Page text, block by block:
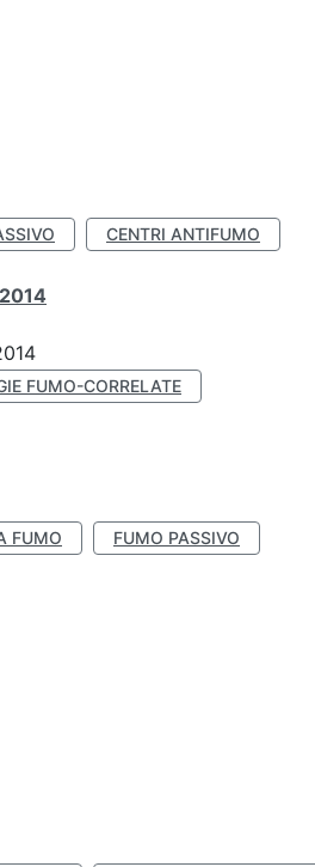
CENTRI ANTIFUMO
FUMO-CORRELATE
FUMO
FUMO PASSIVO